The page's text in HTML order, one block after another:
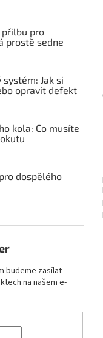
přilbu pro
prostě sedne
systém: Jak si
opravit defekt
kola: Co musíte
dospělého
budeme zasílat
na našem e-